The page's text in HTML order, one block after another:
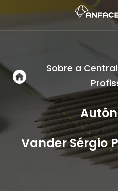
Sobre a
Vander Sérgio